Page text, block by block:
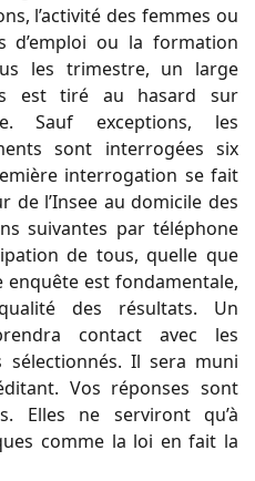
l’activité des femmes ou
d’emploi ou la formation
les trimestre, un large
est tiré au hasard sur
Sauf exceptions, les
sont interrogées six
interrogation se fait
de l’Insee au domicile des
suivantes par téléphone
de tous, quelle que
est fondamentale,
des résultats. Un
contact avec les
sélectionnés. Il sera muni
Vos réponses sont
Elles ne serviront qu’à
comme la loi en fait la